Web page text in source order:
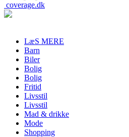
coverage.dk
LæS MERE
Barn
Biler
Bolig
Bolig
Fritid
Livsstil
Livsstil
Mad & drikke
Mode
Shopping